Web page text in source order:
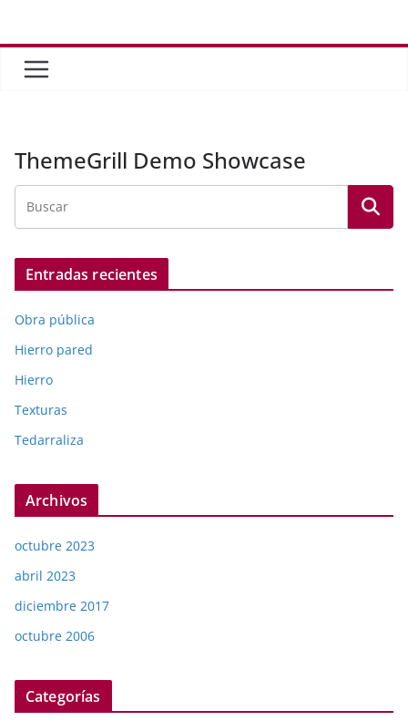
contenido
ThemeGrill Demo Showcase
Entradas recientes
Obra pública
Hierro pared
Hierro
Texturas
Tedarraliza
Archivos
octubre 2023
abril 2023
diciembre 2017
octubre 2006
Categorías